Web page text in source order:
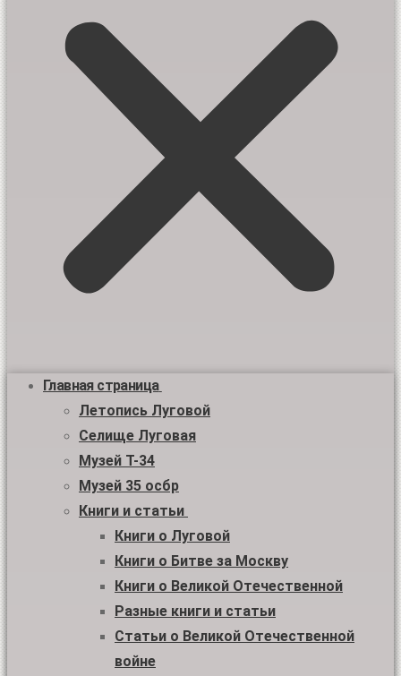
Главная страница
Летопись Луговой
Селище Луговая
Музей Т-34
Музей 35 осбр
Книги и статьи
Книги о Луговой
Книги о Битве за Москву
Книги о Великой Отечественной
Разные книги и статьи
Статьи о Великой Отечественной
войне